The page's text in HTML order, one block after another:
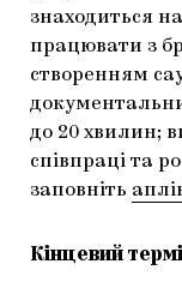
знаходиться
працювати з
створенням
до 20 хвилин;
співпраці та
заповніть
Кінцевий